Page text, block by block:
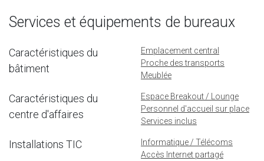
Services et équipements de bureaux
Caractéristiques du
bâtiment
Emplacement central
Proche des transports
Meublée
Caractéristiques du
centre d'affaires
Espace Breakout / Lounge
Personnel d'accueil sur place
Services inclus
Installations TIC
Informatique / Télécoms
Accès Internet partagé